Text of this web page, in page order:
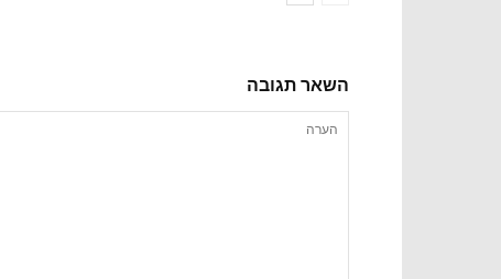
השאר תגובה